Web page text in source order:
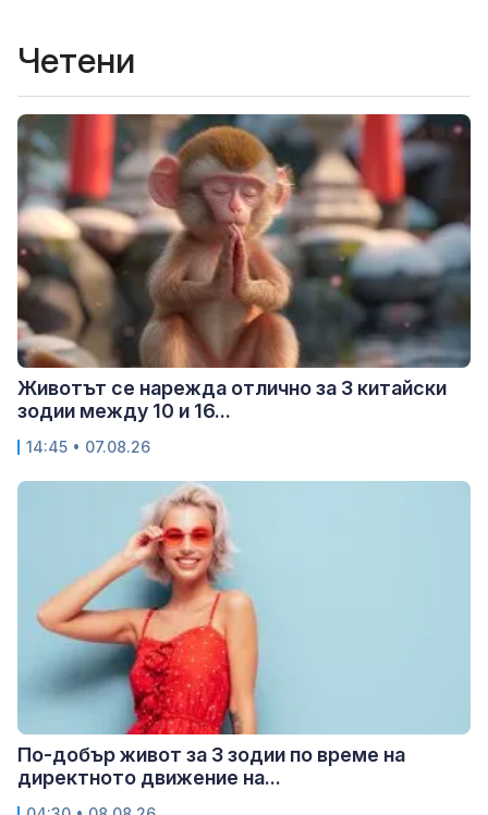
Четени
Животът се нарежда отлично за 3 китайски
зодии между 10 и 16...
14:45 • 07.08.26
По-добър живот за 3 зодии по време на
директното движение на...